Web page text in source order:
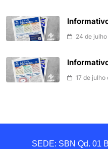
24 de
17 de julho
SEDE: SBN Qd. 01